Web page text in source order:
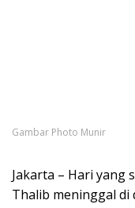
Gambar Photo Munir
Jakarta – Hari yang
Thalib meninggal di